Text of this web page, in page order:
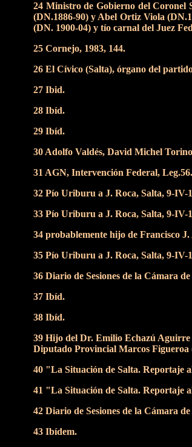
24 Ministro de Gobierno del Coronel
(DN.1886-90) y Abel Ortiz Viola
(DN. 1900-04) y tío carnal del Juez
25 Cornejo, 1983, 144.
26 El Cívico (Salta), órgano del
27 Ibid.
28 Ibíd.
29 Ibíd.
30 Adolfo Valdés, David Michel
31 AGN, Intervención Federal, Leg.56.
32 Pío Uriburu a J. Roca, Salta, 9-
33 Pío Uriburu a J. Roca, Salta, 9-
34 probablemente hijo de Francisco J.
35 Pío Uriburu a J. Roca, Salta, 9-
36 Diario de Sesiones de la Cámara
37 Ibíd.
38 Ibíd.
39 Hijo del Dr. Emilio Echazú
Diputado Provincial Marcos
40 "La Situación de Salta. Reportaje
41 "La Situación de Salta. Reportaje
42 Diario de Sesiones de la Cámara
43 Ibídem.